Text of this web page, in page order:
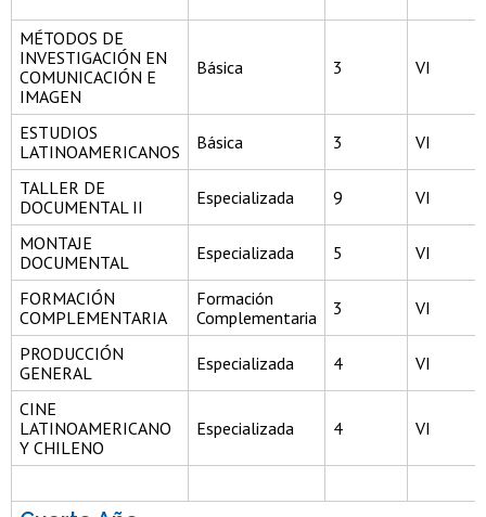
MÉTODOS DE
INVESTIGACIÓN EN
COMUNICACIÓN E
IMAGEN
Básica 3 VI
ESTUDIOS
LATINOAMERICANOS
Básica 3 VI
TALLER DE
DOCUMENTAL II
Especializada 9 VI
MONTAJE
DOCUMENTAL
Especializada 5 VI
FORMACIÓN
COMPLEMENTARIA
Formación
Complementaria
3 VI
PRODUCCIÓN
GENERAL
Especializada 4 VI
CINE
LATINOAMERICANO
Y CHILENO
Especializada 4 VI